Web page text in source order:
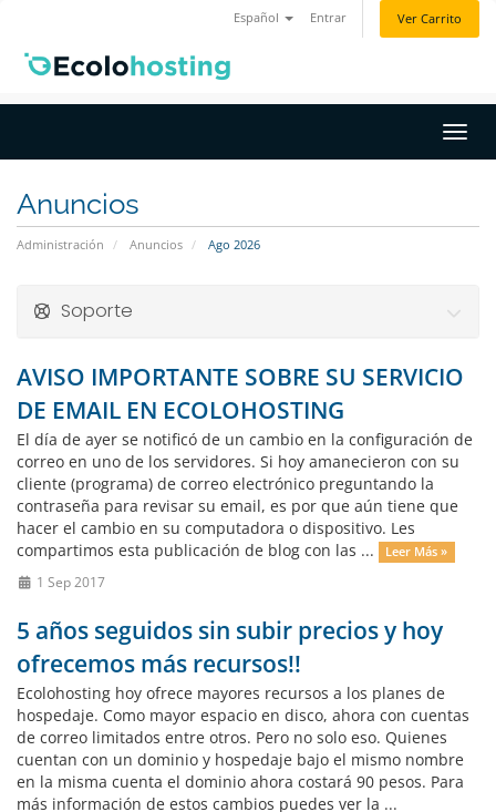
Español Entrar Ver Carrito
Anuncios
Administración Anuncios Ago 2026
Soporte
AVISO IMPORTANTE SOBRE SU SERVICIO
DE EMAIL EN ECOLOHOSTING
El día de ayer se notificó de un cambio en la configuración de
correo en uno de los servidores. Si hoy amanecieron con su
cliente (programa) de correo electrónico preguntando la
contraseña para revisar su email, es por que aún tiene que
hacer el cambio en su computadora o dispositivo. Les
compartimos esta publicación de blog con las ...
Leer Más »
1 Sep 2017
5 años seguidos sin subir precios y hoy
ofrecemos más recursos!!
Ecolohosting hoy ofrece mayores recursos a los planes de
hospedaje. Como mayor espacio en disco, ahora con cuentas
de correo limitados entre otros. Pero no solo eso. Quienes
cuentan con un dominio y hospedaje bajo el mismo nombre
en la misma cuenta el dominio ahora costará 90 pesos. Para
más información de estos cambios puedes ver la ...